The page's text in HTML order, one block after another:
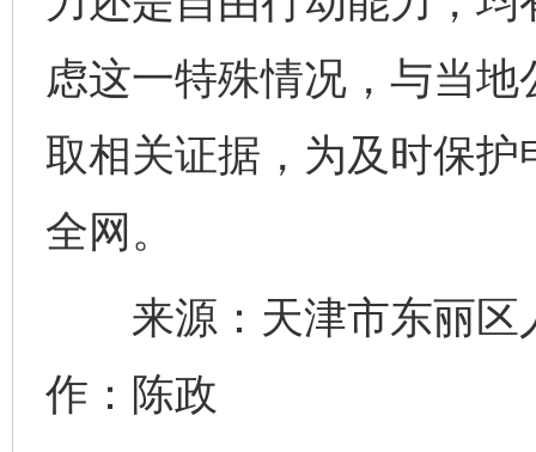
虑这一特殊情况，与当
取相关证据，为及时保
全网。
来源：天津市东丽区
作：陈政